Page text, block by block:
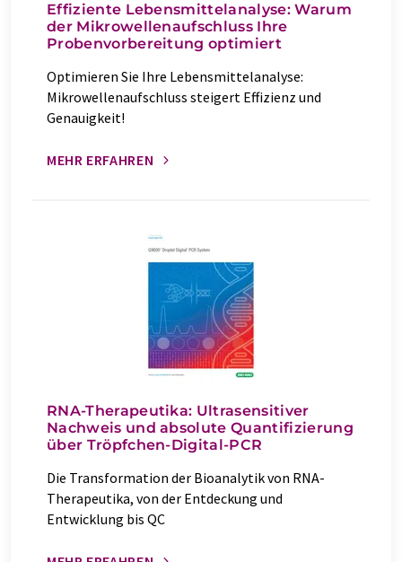
Effiziente Lebensmittelanalyse: Warum
der Mikrowellenaufschluss Ihre
Probenvorbereitung optimiert
Optimieren Sie Ihre Lebensmittelanalyse:
Mikrowellenaufschluss steigert Effizienz und
Genauigkeit!
MEHR ERFAHREN
RNA-Therapeutika: Ultrasensitiver
Nachweis und absolute Quantifizierung
über Tröpfchen-Digital-PCR
Die Transformation der Bioanalytik von RNA-
Therapeutika, von der Entdeckung und
Entwicklung bis QC